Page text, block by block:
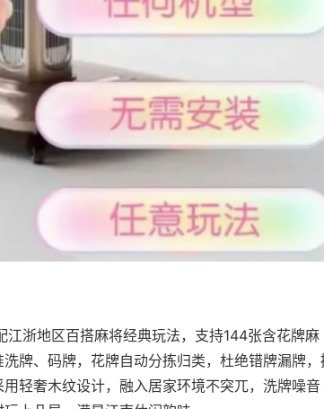
江浙地区百搭麻将经典玩法，支持144张含花牌麻
牌、码牌，花牌自动分拣归类，杜绝错牌漏牌，
轻奢木纹设计，融入居家环境不突兀，洗牌噪音